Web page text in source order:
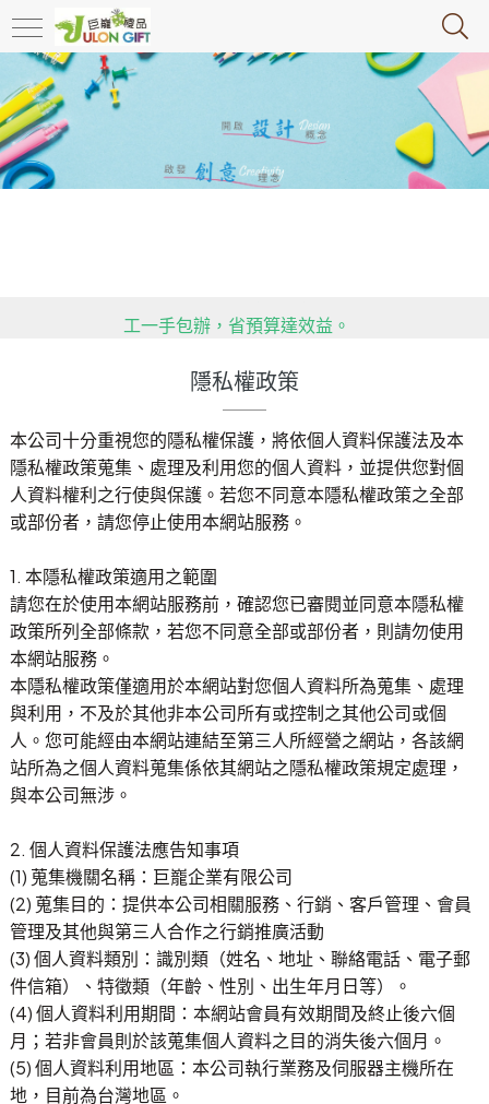
工一手包辦，省預算達效益。
薦，多款精緻禮品等你挑！
政府推行限塑令，大家快跟上腳步，推動環保，減塑!!!!!
送禮不失禮！客製化禮贈品，精美實用又高雅，包裝、加
工一手包辦，省預算達效益。
用心傳遞祝福，貼心感動有一套！全省企業贈禮合作推
隱私權政策
本公司十分重視您的隱私權保護，將依個人資料保護法及本
隱私權政策蒐集、處理及利用您的個人資料，並提供您對個
人資料權利之行使與保護。若您不同意本隱私權政策之全部
或部份者，請您停止使用本網站服務。
1. 本隱私權政策適用之範圍
請您在於使用本網站服務前，確認您已審閱並同意本隱私權
政策所列全部條款，若您不同意全部或部份者，則請勿使用
本網站服務。
本隱私權政策僅適用於本網站對您個人資料所為蒐集、處理
與利用，不及於其他非本公司所有或控制之其他公司或個
人。您可能經由本網站連結至第三人所經營之網站，各該網
站所為之個人資料蒐集係依其網站之隱私權政策規定處理，
與本公司無涉。
2. 個人資料保護法應告知事項
(1) 蒐集機關名稱：巨巃企業有限公司
(2) 蒐集目的：提供本公司相關服務、行銷、客戶管理、會員
管理及其他與第三人合作之行銷推廣活動
(3) 個人資料類別：識別類（姓名、地址、聯絡電話、電子郵
件信箱）、特徵類（年齡、性別、出生年月日等）。
(4) 個人資料利用期間：本網站會員有效期間及終止後六個
月；若非會員則於該蒐集個人資料之目的消失後六個月。
(5) 個人資料利用地區：本公司執行業務及伺服器主機所在
地，目前為台灣地區。